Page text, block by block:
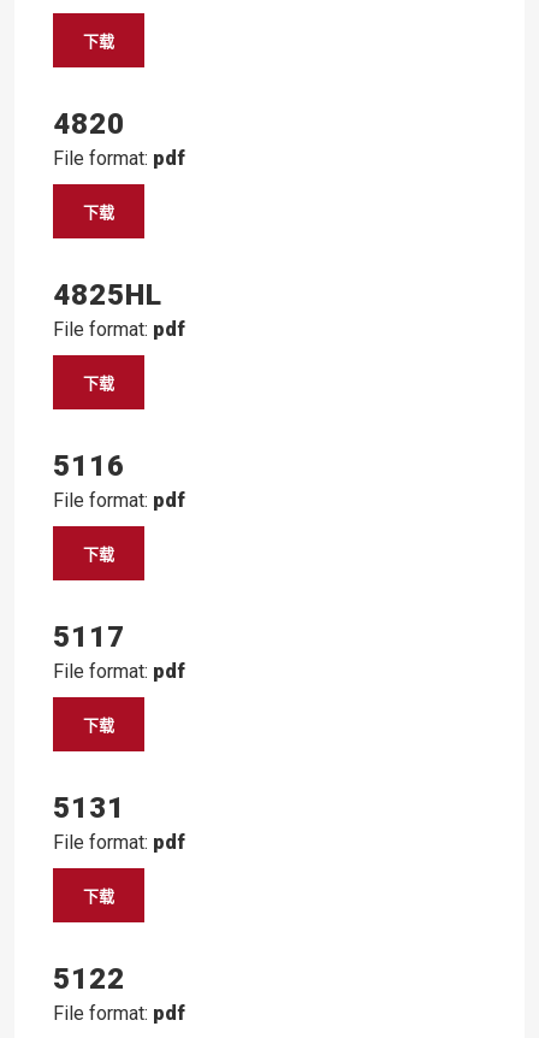
下载
4820
File format: pdf
下载
4825HL
File format: pdf
下载
5116
File format: pdf
下载
5117
File format: pdf
下载
5131
File format: pdf
下载
5122
File format: pdf